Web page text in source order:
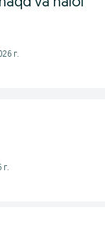
va halol
г.
г.